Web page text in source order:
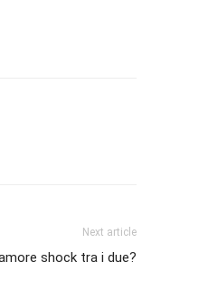
Next article
shock tra i due?